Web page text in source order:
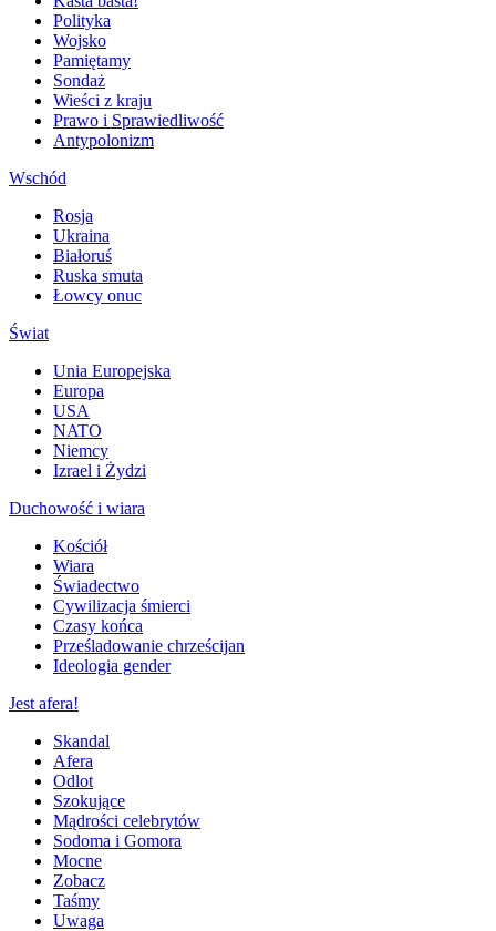
Polityka
Wojsko
Pamiętamy
Sondaż
Wieści z kraju
Prawo i Sprawiedliwość
Antypolonizm
Wschód
Rosja
Ukraina
Białoruś
Ruska smuta
Łowcy onuc
Świat
Unia Europejska
Europa
USA
NATO
Niemcy
Izrael i Żydzi
Duchowość i wiara
Kościół
Wiara
Świadectwo
Cywilizacja śmierci
Czasy końca
Prześladowanie chrześcijan
Ideologia gender
Jest afera!
Skandal
Afera
Odlot
Szokujące
Mądrości celebrytów
Sodoma i Gomora
Mocne
Zobacz
Taśmy
Uwaga